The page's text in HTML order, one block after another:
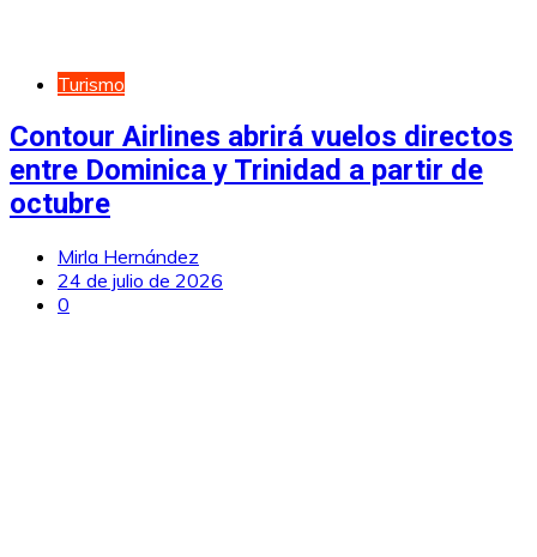
Turismo
Contour Airlines abrirá vuelos directos
entre Dominica y Trinidad a partir de
octubre
Mirla Hernández
24 de julio de 2026
0